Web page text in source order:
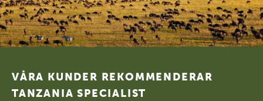
Footer
VÅRA KUNDER REKOMMENDERAR
TANZANIA SPECIALIST